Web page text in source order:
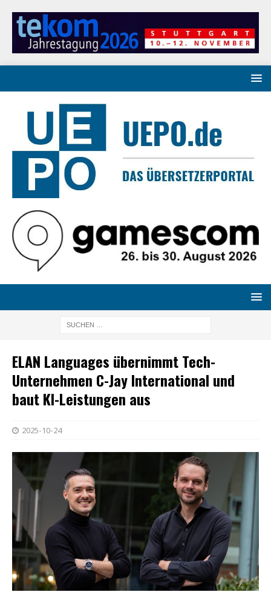
ELAN Languages übernimmt Tech-
Unternehmen C-Jay International und
baut KI-Leistungen aus
2025-10-24